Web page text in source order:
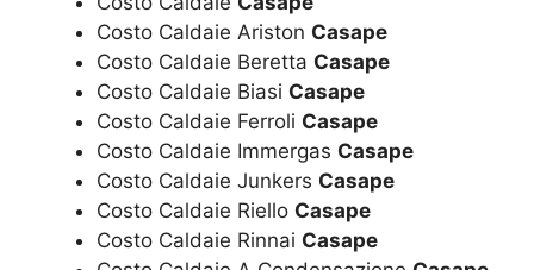
Costo Caldaie Ariston Casape
Costo Caldaie Beretta Casape
Costo Caldaie Biasi Casape
Costo Caldaie Ferroli Casape
Costo Caldaie Immergas Casape
Costo Caldaie Junkers Casape
Costo Caldaie Riello Casape
Costo Caldaie Rinnai Casape